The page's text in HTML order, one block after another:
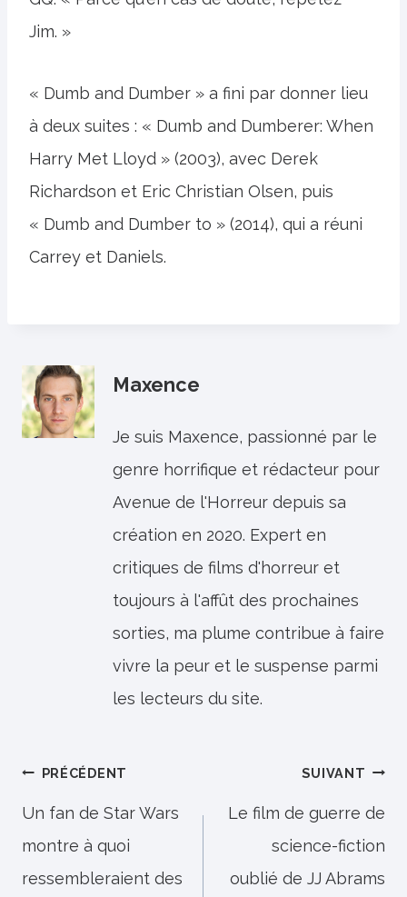
Jim. »
« Dumb and Dumber » a fini par donner lieu
à deux suites : « Dumb and Dumberer: When
Harry Met Lloyd » (2003), avec Derek
Richardson et Eric Christian Olsen, puis
« Dumb and Dumber to » (2014), qui a réuni
Carrey et Daniels.
Maxence
Je suis Maxence, passionné par le
genre horrifique et rédacteur pour
Avenue de l'Horreur depuis sa
création en 2020. Expert en
critiques de films d'horreur et
toujours à l'affût des prochaines
sorties, ma plume contribue à faire
vivre la peur et le suspense parmi
les lecteurs du site.
Navigation
de
l’article
PRÉCÉDENT
Un fan de Star Wars
montre à quoi
ressembleraient des
SUIVANT
Le film de guerre de
science-fiction
oublié de JJ Abrams